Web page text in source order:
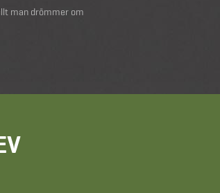
man drömmer om